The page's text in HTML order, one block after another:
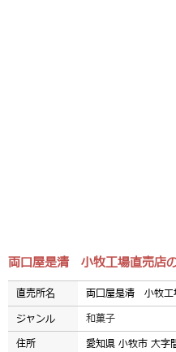
両口屋是清 小牧工場直売店
直売所名
両口屋是清 小牧工
ジャンル
和菓子
住所
愛知県 小牧市 大字